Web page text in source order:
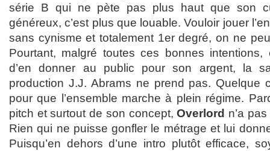
série B qui ne pète pas plus haut que son
généreux, c’est plus que louable. Vouloir jouer
sans cynisme et totalement 1er degré, on ne
Pourtant, malgré toutes ces bonnes
d’en donner au public pour son argent, la
production J.J. Abrams ne prend pas. Quelque
pour que l’ensemble marche à plein régime.
pitch et surtout de son concept,Overlord n’a
Rien qui ne puisse gonfler le métrage et lui
Puisqu’en dehors d’une intro plutôt efficace,